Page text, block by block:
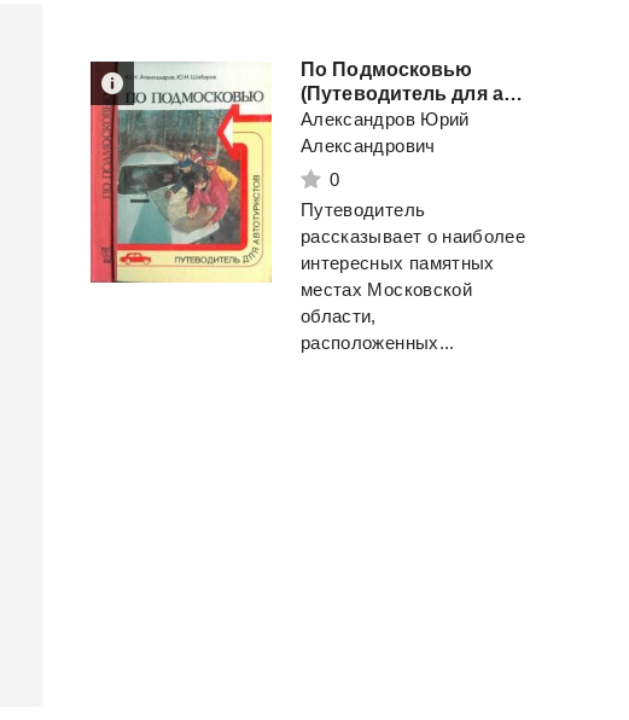
По Подмосковью
(Путеводитель для автотуристов)
Александров Юрий
Александрович
0
Путеводитель
рассказывает о наиболее
интересных памятных
местах Московской
области,
расположенных...